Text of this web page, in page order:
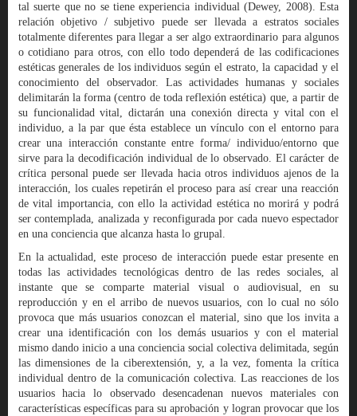
tal suerte que no se tiene experiencia individual (Dewey, 2008). Esta
relación objetivo / subjetivo puede ser llevada a estratos sociales
totalmente diferentes para llegar a ser algo extraordinario para algunos
o cotidiano para otros, con ello todo dependerá de las codificaciones
estéticas generales de los individuos según el estrato, la capacidad y el
conocimiento del observador. Las actividades humanas y sociales
delimitarán la forma (centro de toda reflexión estética) que, a partir de
su funcionalidad vital, dictarán una conexión directa y vital con el
individuo, a la par que ésta establece un vínculo con el entorno para
crear una interacción constante entre forma/ individuo/entorno que
sirve para la decodificación individual de lo observado. El carácter de
crítica personal puede ser llevada hacia otros individuos ajenos de la
interacción, los cuales repetirán el proceso para así crear una reacción
de vital importancia, con ello la actividad estética no morirá y podrá
ser contemplada, analizada y reconfigurada por cada nuevo espectador
en una conciencia que alcanza hasta lo grupal.
En la actualidad, este proceso de interacción puede estar presente en
todas las actividades tecnológicas dentro de las redes sociales, al
instante que se comparte material visual o audiovisual, en su
reproducción y en el arribo de nuevos usuarios, con lo cual no sólo
provoca que más usuarios conozcan el material, sino que los invita a
crear una identificación con los demás usuarios y con el material
mismo dando inicio a una conciencia social colectiva delimitada, según
las dimensiones de la ciberextensión, y, a la vez, fomenta la crítica
individual dentro de la comunicación colectiva. Las reacciones de los
usuarios hacia lo observado desencadenan nuevos materiales con
características específicas para su aprobación y logran provocar que los